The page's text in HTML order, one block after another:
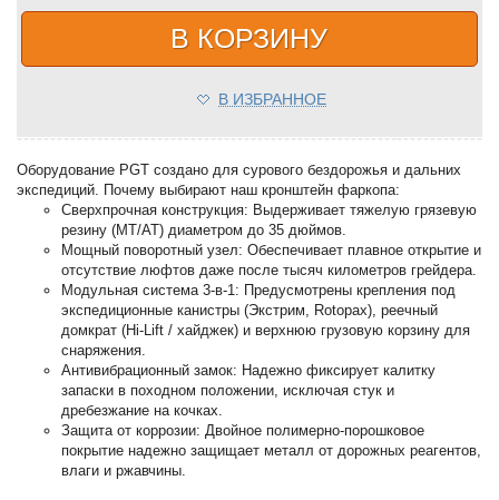
В КОРЗИНУ
В ИЗБРАННОЕ
Оборудование PGT создано для сурового бездорожья и дальних
экспедиций. Почему выбирают наш кронштейн фаркопа:
Сверхпрочная конструкция: Выдерживает тяжелую грязевую
резину (МТ/АТ) диаметром до 35 дюймов.
Мощный поворотный узел: Обеспечивает плавное открытие и
отсутствие люфтов даже после тысяч километров грейдера.
Модульная система 3-в-1: Предусмотрены крепления под
экспедиционные канистры (Экстрим, Rotopax), реечный
домкрат (Hi-Lift / хайджек) и верхнюю грузовую корзину для
снаряжения.
Антивибрационный замок: Надежно фиксирует калитку
запаски в походном положении, исключая стук и
дребезжание на кочках.
Защита от коррозии: Двойное полимерно-порошковое
покрытие надежно защищает металл от дорожных реагентов,
влаги и ржавчины.